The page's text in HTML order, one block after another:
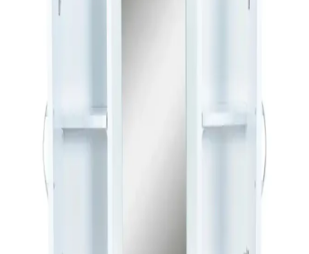
Banyo küfü, yetersiz havalandırma ve su sızıntıları nedeniyle oluşur.
Hamileler ve bebekler için sağlık riskleri taşır. Doğru fan kullanımı
Ev yenileme projelerinde dayanıklı banyo musluğu seçimi için
sağlam pirinç gövde, seramik disk kartuş, kaliteli kaplama ve
güvenilir markalar ön plandadır. Su kalitesi ve bakım da kullanım
ömrünü etkiler.
Riva Havluları: Estetik ve Konfor Sunan Banyo ve
Dekorasyon Ürünleri